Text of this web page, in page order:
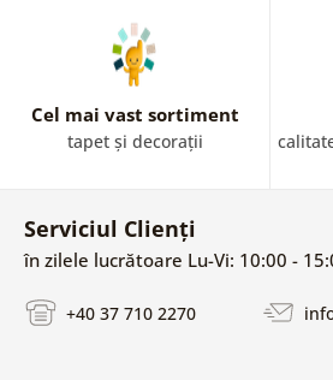
Cel mai vast sortiment
tapet și decorații
Serviciul Clienți
în zilele lucrătoare Lu-Vi: 10:00 -
+40 37 710 2270